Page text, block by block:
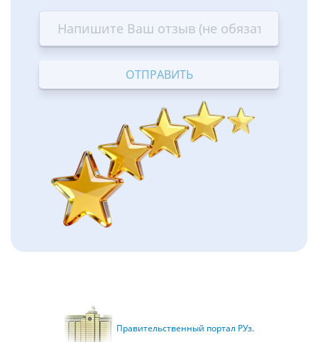
star
Terrible
stars
—
Bad
stars
—
OK
stars
—
Good
stars
—
Excellent
Правительственный портал РУз.